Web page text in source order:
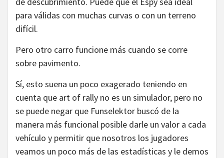
para válidas con muchas curvas o con un terreno
difícil.
Pero otro carro funcione más cuando se corre
sobre pavimento.
Sí, esto suena un poco exagerado teniendo en
cuenta que art of rally no es un simulador, pero no
se puede negar que Funselektor buscó de la
manera más funcional posible darle un valor a cada
vehículo y permitir que nosotros los jugadores
veamos un poco más de las estadísticas y le demos